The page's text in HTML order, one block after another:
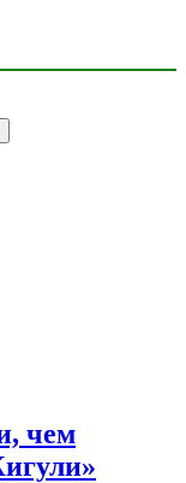
чем